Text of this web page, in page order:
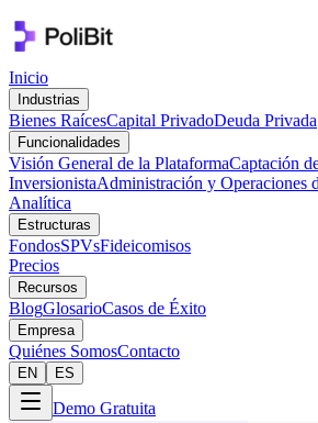
Inicio
Industrias
Bienes RaícesCapital PrivadoDeuda Privada
Funcionalidades
Visión General de la PlataformaCaptación
InversionistaAdministración y Operaciones
Analítica
Estructuras
FondosSPVsFideicomisos
Precios
Recursos
BlogGlosarioCasos de Éxito
Empresa
Quiénes SomosContacto
EN ES
Demo Gratuita